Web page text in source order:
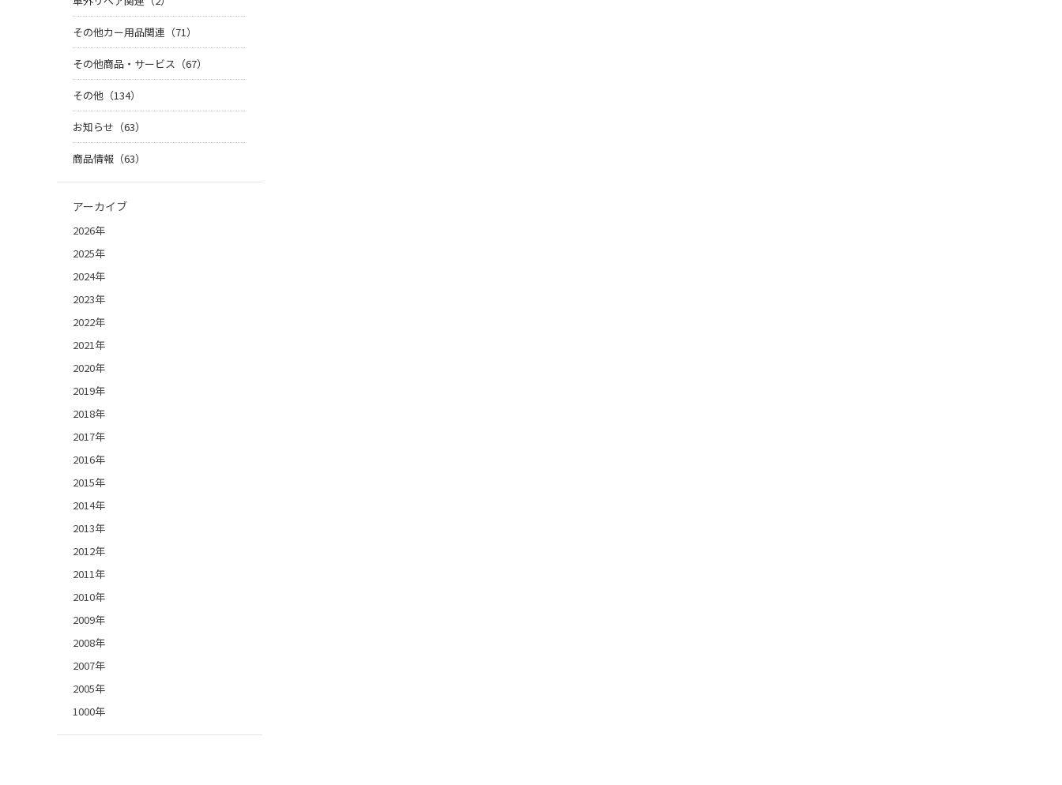
その他カー用品関連（71）
その他商品・サービス（67）
その他（134）
お知らせ（63）
商品情報（63）
アーカイブ
2026年
2025年
2024年
2023年
2022年
2021年
2020年
2019年
2018年
2017年
2016年
2015年
2014年
2013年
2012年
2011年
2010年
2009年
2008年
2007年
2005年
1000年